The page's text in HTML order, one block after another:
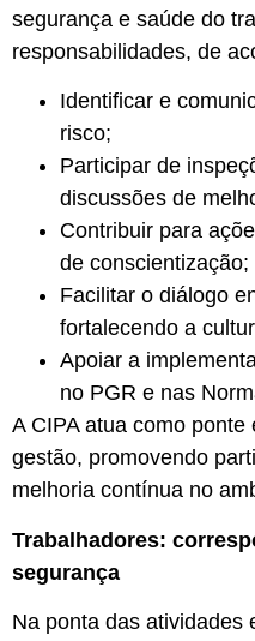
segurança e saúde do
responsabilidades, de
Identificar e
risco;
Participar de
discussões de
Contribuir para
de conscientização;
Facilitar o diálogo
fortalecendo a
Apoiar a
no PGR e nas
A CIPA atua como
gestão, promovendo
melhoria contínua no
Trabalhadores:
segurança
Na ponta das atividades